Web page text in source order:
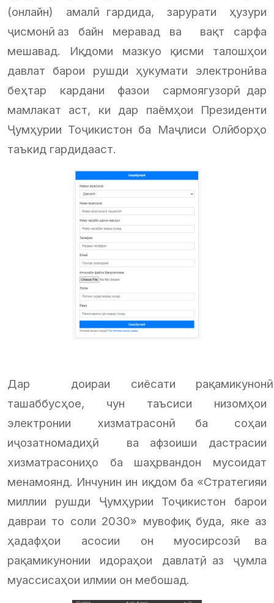
(онлайн) амалӣ гардида, зарурати ҳузури
ҷисмонӣ аз байн меравад ва вақт сарфа
мешавад. Иқдоми мазкуо қисми талошҳои
давлат барои рушди ҳукумати электронӣ ва
беҳтар кардани фазои сармоягузорӣ дар
мамлакат аст, ки дар паёмҳои Президенти
Ҷумҳурии Тоҷикистон ба Маҷлиси Олӣ борҳо
таъкид гардидааст.
Дар доираи сиёсати рақамикунонӣ
ташаббусҳое, чун таъсиси низомҳои
электронии хизматрасонӣ ба соҳаи
иҷозатномадиҳӣ ва афзоиши дастрасии
хизматрасониҳо ба шаҳрвандон мусоидат
менамоянд. Инчунин ин иқдом ба «Стратегияи
миллии рушди Ҷумҳурии Тоҷикистон барои
давраи то соли 2030» мувофиқ буда, яке аз
ҳадафҳои асосии он муосирсозӣ ва
рақамикунонии идораҳои давлатӣ, аз ҷумла
муассисаҳои илмии он мебошад.